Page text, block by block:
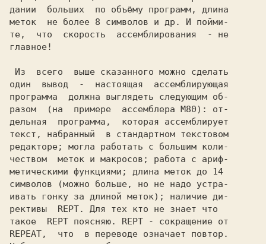
дании  больших  по объёму программ, длина
меток  не более 8 символов и др. И пойми-
те,  что  скорость  ассемблирования  - не
главное!
один  вывод  -  настоящая  ассемблирующая
программа  должна выглядеть следующим об-
разом  (на  примере  ассемблера М80): от-
дельная  программа,  которая ассемблирует
текст, набранный  в стандартном текстовом
редакторе; могла работать с большим коли-
чеством  меток и макросов; работа с ариф-
метическими функциями; длина меток до 14
символов (можно больше, но не надо устра-
ивать гонку за длиной меток); наличие ди-
рективы  REPT. Для тех кто не знает что
такое  REPT поясняю. REPT - сокращение от
REPEAT,  что  в переводе означает повтор.